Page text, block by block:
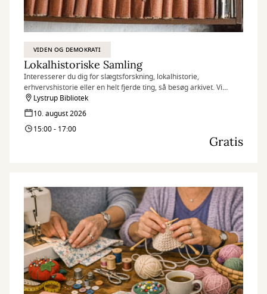
VIDEN OG DEMOKRATI
Lokalhistoriske Samling
Interesserer du dig for slægtsforskning, lokalhistorie,
erhvervshistorie eller en helt fjerde ting, så besøg arkivet. Vi
hjælper dig med at finde de informationer, som du søger.
Lystrup Bibliotek
10. august 2026
15:00 - 17:00
Gratis